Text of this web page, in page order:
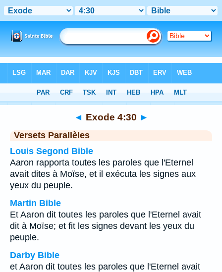
Chapitre 4> Verset 30
◄ Exode 4:30 ►
Versets Parallèles
Louis Segond Bible
Aaron rapporta toutes les paroles que l'Eternel
avait dites à Moïse, et il exécuta les signes aux
yeux du peuple.
Martin Bible
Et Aaron dit toutes les paroles que l'Eternel avait
dit à Moïse; et fit les signes devant les yeux du
peuple.
Darby Bible
et Aaron dit toutes les paroles que l'Eternel avait